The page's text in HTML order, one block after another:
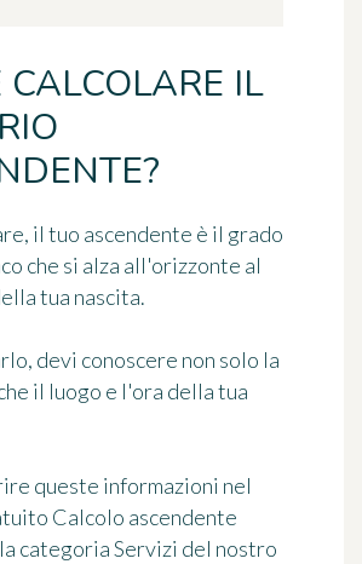
CALCOLARE IL
il tuo ascendente è il grado
che si alza all'orizzonte al
tua nascita.
devi conoscere non solo la
il luogo e l'ora della tua
queste informazioni nel
Calcolo ascendente
categoria Servizi del nostro